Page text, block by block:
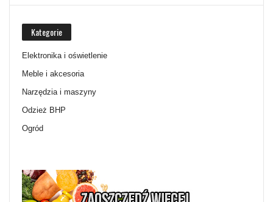
Kategorie
Elektronika i oświetlenie
Meble i akcesoria
Narzędzia i maszyny
Odzież BHP
Ogród